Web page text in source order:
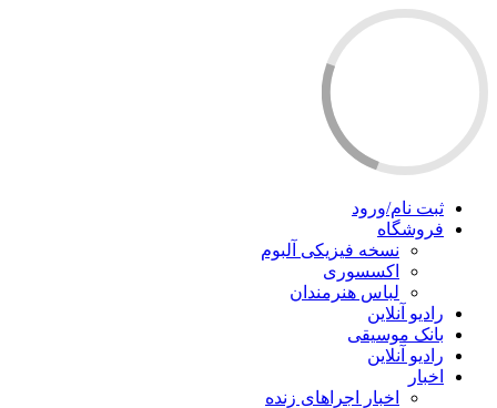
ثبت نام/ورود
فروشگاه
نسخه فیزیکی آلبوم
اکسسوری
لباس هنرمندان
رادیو آنلاین
بانک موسیقی
رادیو آنلاین
اخبار
اخبار اجراهای زنده